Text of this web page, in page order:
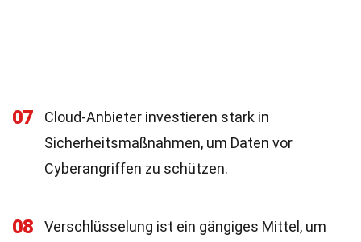
07
Cloud-Anbieter investieren stark in
Sicherheitsmaßnahmen, um Daten vor
Cyberangriffen zu schützen.
08
Verschlüsselung ist ein gängiges Mittel, um